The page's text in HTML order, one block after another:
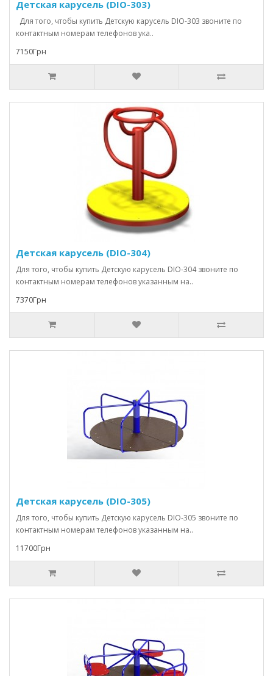
Детская карусель (DIO-303)
Для того, чтобы купить Детскую карусель DIO-303 звоните по
контактным номерам телефонов ука..
7150Грн
Детская карусель (DIO-304)
Для того, чтобы купить Детскую карусель DIO-304 звоните по
контактным номерам телефонов указанным на..
7370Грн
Детская карусель (DIO-305)
Для того, чтобы купить Детскую карусель DIO-305 звоните по
контактным номерам телефонов указанным на..
11700Грн